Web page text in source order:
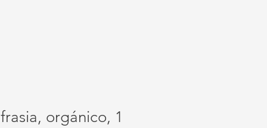
orgánico, 1